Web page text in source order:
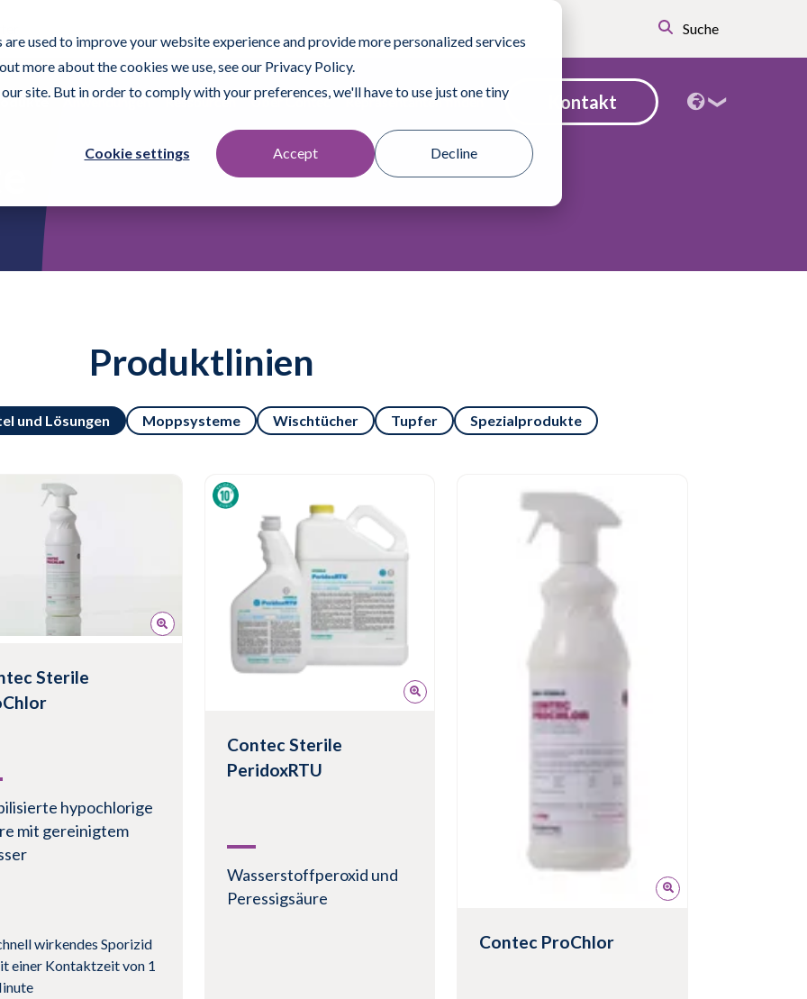
used to improve your website experience and provide more personalized services
more about the cookies we use, see our Privacy Policy.
site. But in order to comply with your preferences, we'll have to use just one tiny
Cookie settings Accept Decline
Suche
Anwendungen Ressourcen Über Contec Repräsentanten finden Kontakt
Produktlinien
und Lösungen Moppsysteme Wischtücher Tupfer Spezialprodukte
Sterile
hypochlorige
mit gereinigtem
wirkendes Sporizid
einer Kontaktzeit von 1
Contec Sterile
PeridoxRTU
Wasserstoffperoxid und
Peressigsäure
Contec ProChlor